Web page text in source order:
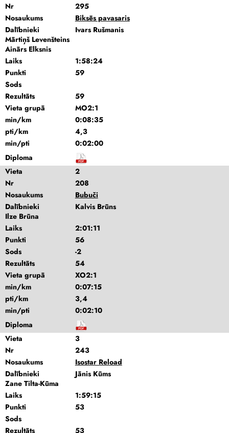
Nr
295
Nosaukums
Biksēs pavasaris
Dalībnieki
Ivars Rušmanis
Mārtiņš Levenšteins
Ainārs Elksnis
Laiks
1:58:24
Punkti
59
Sods
Rezultāts
59
Vieta grupā
MO2:1
min/km
0:08:35
pti/km
4,3
min/pti
0:02:00
Diploma
Vieta
2
Nr
208
Nosaukums
Bubuči
Dalībnieki
Kalvis Brūns
Ilze Brūna
Laiks
2:01:11
Punkti
56
Sods
-2
Rezultāts
54
Vieta grupā
XO2:1
min/km
0:07:15
pti/km
3,4
min/pti
0:02:10
Diploma
Vieta
3
Nr
243
Nosaukums
Isostar Reload
Dalībnieki
Jānis Kūms
Zane Tilta-Kūma
Laiks
1:59:15
Punkti
53
Sods
Rezultāts
53